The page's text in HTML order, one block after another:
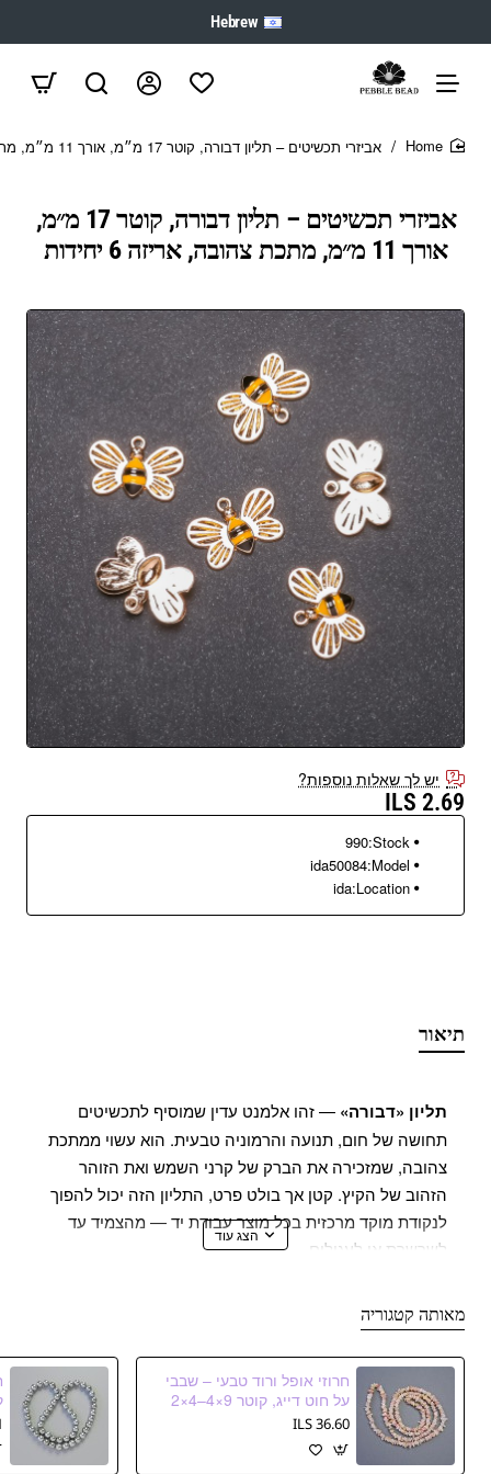
Hebrew
אביזרי תכשיטים – תליון דבורה, קוטר 17 מ״מ,
אורך 11 מ״מ, מתכת צהובה, אריזה 6 יחידות
אביזרי תכשיטים – תליון דבורה, קוטר 17 מ״מ, אורך 11 מ״מ, מתכת צהובה, אריזה 6 יחידות
יש לך שאלות נוספות?
2.69 ILS
Stock:
990
Model:
ida50084
Location:
ida
תיאור
תליון «דבורה» — זהו אלמנט עדין שמוסיף לתכשיטים
תחושה של חום, תנועה והרמוניה טבעית. הוא עשוי ממתכת
צהובה, שמזכירה את הברק של קרני השמש ואת הזוהר
הזהוב של הקיץ. קטן אך בולט פרט, התליון הזה יכול להפוך
לנקודת מוקד מרכזית בכל מוצר עבודת יד — מהצמיד עד
לשרשרת או לעגילים.
ברור של הקווים — כנפיים, גוף, פרטים קטנים שמעניקים
לה מציאותיות וקסם. בזכות הגוון החם של המתכת, התליון
משתלב להפליא גם עם חומרים טבעיים — עץ, אבנים, עור
— וגם עם אלמנטים מודרניים — זכוכית, אמייל או תוספות
מאותה קטגוריה
חרוזי אופל ורוד טבעי – שבבי
על חוט דייג, קוטר 9×4–4×2
מ״م, אורך 78 ס״م
36.60 ILS